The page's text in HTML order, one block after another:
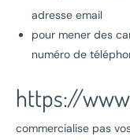
adresse email
pour mener des
numéro de
https://
commercialise pas